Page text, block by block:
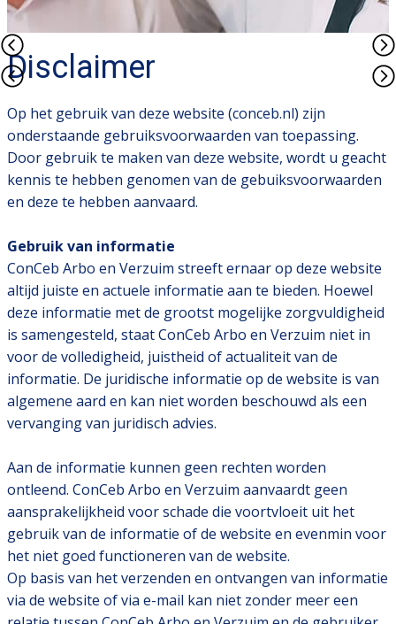
​Disclaimer
​Op het gebruik van deze website (conceb.nl) zijn
onderstaande gebruiksvoorwaarden van toepassing.
Door gebruik te maken van deze website, wordt u geacht
kennis te hebben genomen van de gebuiksvoorwaarden
en deze te hebben aanvaard.
Gebruik van informatie
ConCeb Arbo en Verzuim streeft ernaar op deze website
altijd juiste en actuele informatie aan te bieden. Hoewel
deze informatie met de grootst mogelijke zorgvuldigheid
is samengesteld, staat ConCeb Arbo en Verzuim niet in
voor de volledigheid, juistheid of actualiteit van de
informatie. De juridische informatie op de website is van
algemene aard en kan niet worden beschouwd als een
vervanging van juridisch advies.
Aan de informatie kunnen geen rechten worden
ontleend. ConCeb Arbo en Verzuim aanvaardt geen
aansprakelijkheid voor schade die voortvloeit uit het
gebruik van de informatie of de website en evenmin voor
het niet goed functioneren van de website.
Op basis van het verzenden en ontvangen van informatie
via de website of via e-mail kan niet zonder meer een